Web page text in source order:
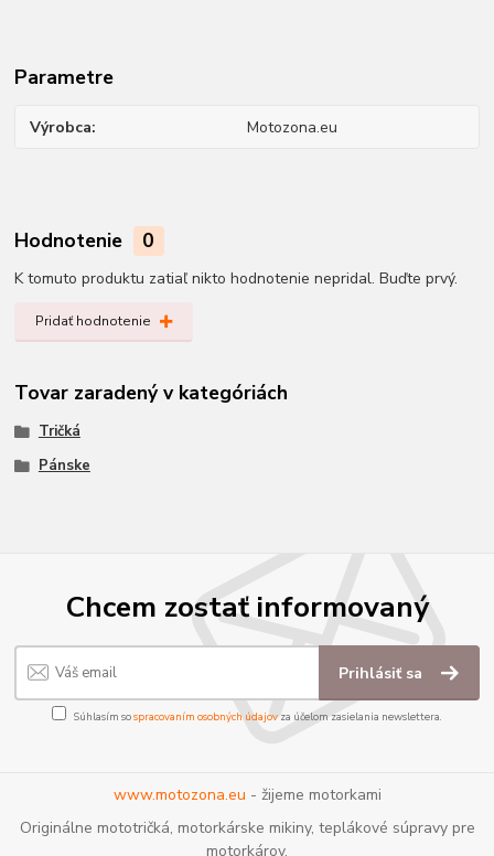
Parametre
Výrobca Motozona.eu
Hodnotenie 0
K tomuto produktu zatiaľ nikto hodnotenie nepridal. Buďte prvý.
Pridať hodnotenie
Tovar zaradený v kategóriách
Tričká
Pánske
Chcem zostať informovaný
Prihlásiť sa
Súhlasím sospracovaním osobných údajov za účelom zasielania newslettera.
www.motozona.eu - žijeme motorkami
Originálne mototričká, motorkárske mikiny, teplákové súpravy pre
motorkárov.